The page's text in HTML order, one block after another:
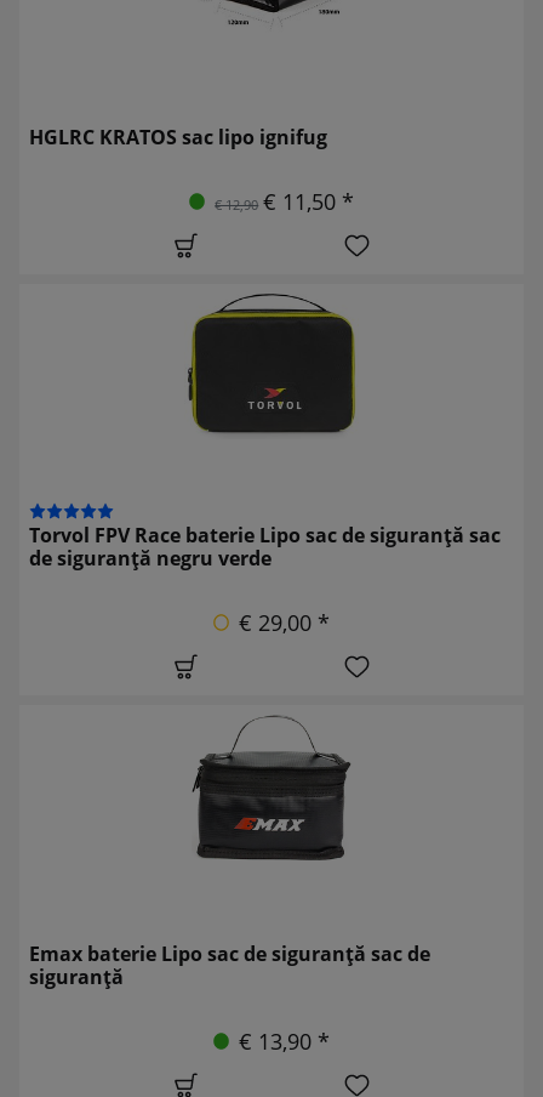
HGLRC KRATOS sac lipo ignifug
€ 12,90 € 11,50 *
Torvol FPV Race baterie Lipo sac de siguranță sac
de siguranță negru verde
€ 29,00 *
Emax baterie Lipo sac de siguranță sac de
siguranță
€ 13,90 *